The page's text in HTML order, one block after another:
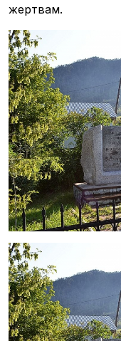
жертвам.